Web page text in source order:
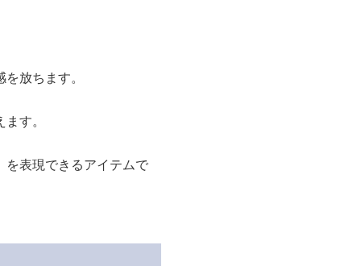
放ちます。
す。
を表現できるアイテムで